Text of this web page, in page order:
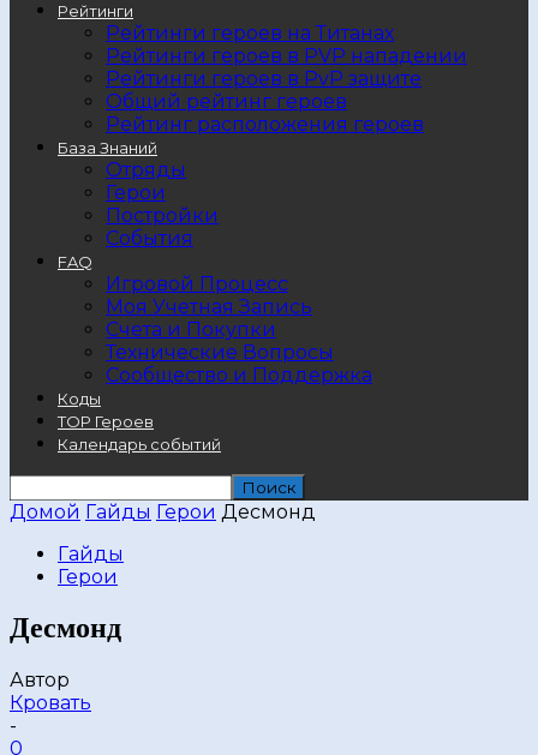
Рейтинги
Рейтинги героев на Титанах
Рейтинги героев в PVP нападении
Рейтинги героев в PvP защите
Общий рейтинг героев
Рейтинг расположения героев
База Знаний
Отряды
Герои
Постройки
События
FAQ
Игровой Процесс
Моя Учетная Запись
Счета и Покупки
Технические Вопросы
Сообщество и Поддержка
Коды
TOP Героев
Календарь событий
Домой Гайды Герои Десмонд
Гайды
Герои
Десмонд
Автор
Кровать
-
0